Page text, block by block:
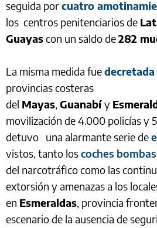
seguida porcuatro
los centros penitenciarios de
Guayascon un saldo de282
La misma medida fuedecretada
provincias costeras
del Mayas, Guanabíy
movilización de 4.000 policías y
detuvo una alarmante serie de
vistos, tanto loscoches bombas
del narcotráfico como las
extorsión y amenazas a los
en Esmeraldas, provincia
escenario de la ausencia de